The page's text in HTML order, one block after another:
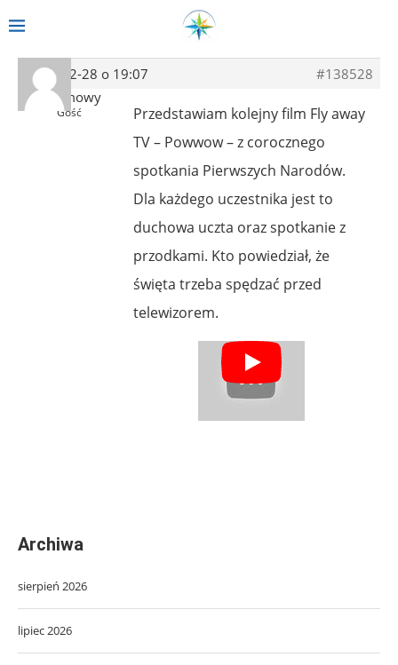
2013-12-28 o 19:07
#138528
Anonimowy
Gość
Przedstawiam kolejny film Fly away
TV – Powwow – z corocznego
spotkania Pierwszych Narodów.
Dla każdego uczestnika jest to
duchowa uczta oraz spotkanie z
przodkami. Kto powiedział, że
święta trzeba spędzać przed
telewizorem.
Archiwa
sierpień 2026
lipiec 2026